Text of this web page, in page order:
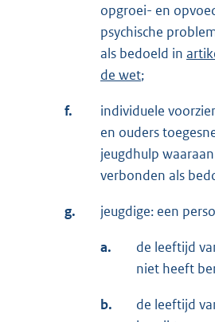
opgroei- en
psychische
als bedoeld in
de wet;
f.
individuele
en ouders
jeugdhulp
verbonden als
g. jeugdige: een
a.
de leeftijd
niet heeft
b.
de leeftijd